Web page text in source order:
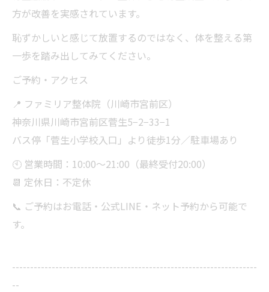
方が改善を実感されています。
恥ずかしいと感じて放置するのではなく、体を整える第
一歩を踏み出してみてください。
ご予約・アクセス
📍 ファミリア整体院（川崎市宮前区）
神奈川県川崎市宮前区菅生5−2−33−1
バス停「菅生小学校入口」より徒歩1分／駐車場あり
🕙 営業時間：10:00〜21:00（最終受付20:00）
📆 定休日：不定休
📞 ご予約はお電話・公式LINE・ネット予約から可能で
す。
--------------------------------------------------------------------
--